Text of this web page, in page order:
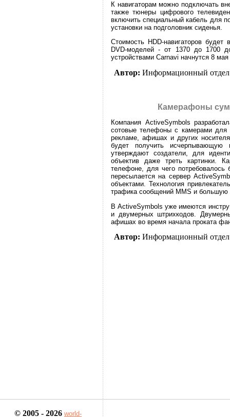
К навигаторам можно подключать
также тюнеры цифрового
включить специальный кабель для
установки на подголовник сиденья.
Стоимость HDD-навигаторов
DVD-моделей - от 1370 до 1700
устройствами Carnavi начнутся 8 мая
Автор: Информационный отдел
Камерафоны
Компания ActiveSymbols
сотовые телефоны с камерами для
рекламе, афишах и других
будет получить
утверждают создатели, для
объектив даже треть картинки.
телефоне, для чего
пересылается на сервер
объектами. Технология
трафика сообщений MMS и большую
В ActiveSymbols уже имеются
и двумерных штрихкодов.
афишах во время начала проката
Автор: Информационный отдел
© 2005 - 2026 world-